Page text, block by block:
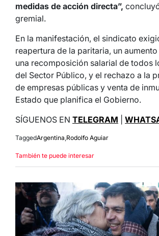
medidas de acción directa”,
gremial.
En la manifestación, el sindicato
reapertura de la paritaria, un
una recomposición salarial de todos
del Sector Público, y el rechazo a la
de empresas públicas y venta de
Estado que planifica el Gobierno.
SÍGUENOS EN TELEGRAM
TaggedArgentina,Rodolfo Aguiar
También te puede interesar